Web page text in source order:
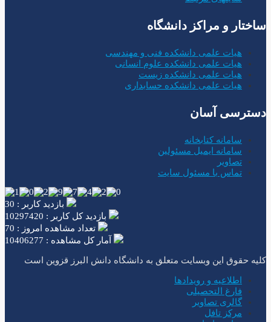
ساختار و مراکز دانشگاه
هیات علمی دانشکده فنی و مهندسی
هیات علمی دانشکده علوم انسانی
هیات علمی دانشکده زیست
هیات علمی دانشکده حسابداری
دسترسی آسان
سامانه کتابخانه
سامانه ایمیل مسئولین
تصاویر
تماس با مسئول سایت
بازدید کاربر : 30
بازدید کل کاربر : 10297420
تعداد مشاهده امروز : 70
آمار کل مشاهده : 10406277
کلیه حقوق این وبسایت متعلق به دانشگاه دانش البرز قزوین است
اطلاعیه و رویدادها
فارغ التحصیلی
گالری تصاویر
مرکز تافل